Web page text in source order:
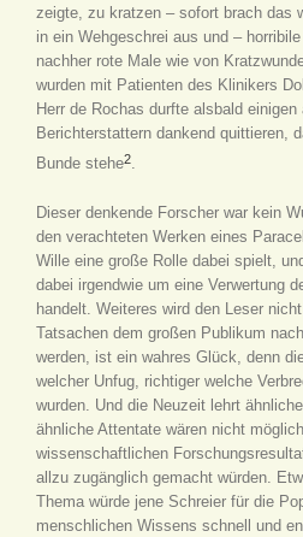
zeigte, zu kratzen – sofort brach das
in ein Wehgeschrei aus und –
nachher rote Male wie von
wurden mit Patienten des Klinikers
Herr de Rochas durfte alsbald einigen
Berichterstattern dankend quittieren,
Bunde stehe2.
Dieser denkende Forscher war kein
den verachteten Werken eines
Wille eine große Rolle dabei spielt,
dabei irgendwie um eine Verwertung
handelt. Weiteres wird den Leser
Tatsachen dem großen Publikum
werden, ist ein wahres Glück, denn
welcher Unfug, richtiger welche
wurden. Und die Neuzeit lehrt
ähnliche Attentate wären nicht
wissenschaftlichen
allzu zugänglich gemacht würden.
Thema würde jene Schreier für die
menschlichen Wissens schnell und